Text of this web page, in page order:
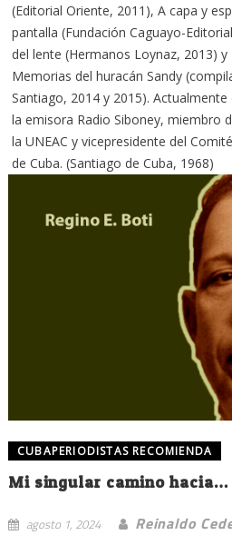
(Editorial Oriente, 2011), A capa y
pantalla (Fundación Caguayo-
del lente (Hermanos Loynaz, 2013)
Memorias del huracán Sandy
Santiago, 2014 y 2015).
la emisora Radio Siboney, miembro
la UNEAC y vicepresidente del
de Cuba. (Santiago de Cuba, 1968)
CUBAPERIODISTAS RECOMIENDA
Mi singular camino hacia…
agosto 1, 2024 Reinaldo